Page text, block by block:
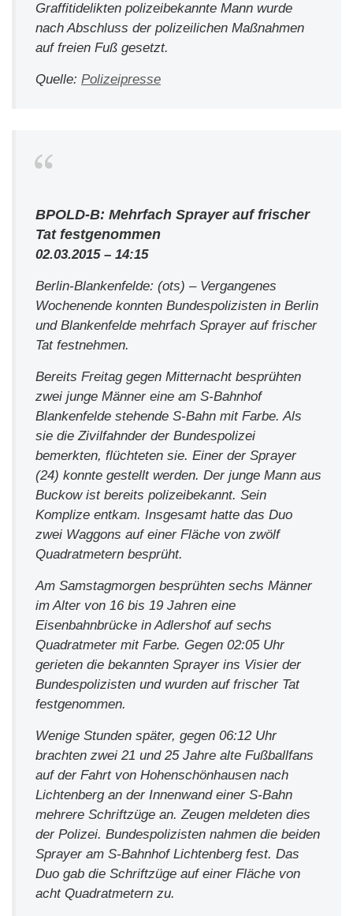
Graffitidelikten polizeibekannte Mann wurde
nach Abschluss der polizeilichen Maßnahmen
auf freien Fuß gesetzt.
Quelle: Polizeipresse
BPOLD-B: Mehrfach Sprayer auf frischer
Tat festgenommen
02.03.2015 – 14:15
Berlin-Blankenfelde: (ots) – Vergangenes
Wochenende konnten Bundespolizisten in Berlin
und Blankenfelde mehrfach Sprayer auf frischer
Tat festnehmen.
Bereits Freitag gegen Mitternacht besprühten
zwei junge Männer eine am S-Bahnhof
Blankenfelde stehende S-Bahn mit Farbe. Als
sie die Zivilfahnder der Bundespolizei
bemerkten, flüchteten sie. Einer der Sprayer
(24) konnte gestellt werden. Der junge Mann aus
Buckow ist bereits polizeibekannt. Sein
Komplize entkam. Insgesamt hatte das Duo
zwei Waggons auf einer Fläche von zwölf
Quadratmetern besprüht.
Am Samstagmorgen besprühten sechs Männer
im Alter von 16 bis 19 Jahren eine
Eisenbahnbrücke in Adlershof auf sechs
Quadratmeter mit Farbe. Gegen 02:05 Uhr
gerieten die bekannten Sprayer ins Visier der
Bundespolizisten und wurden auf frischer Tat
festgenommen.
Wenige Stunden später, gegen 06:12 Uhr
brachten zwei 21 und 25 Jahre alte Fußballfans
auf der Fahrt von Hohenschönhausen nach
Lichtenberg an der Innenwand einer S-Bahn
mehrere Schriftzüge an. Zeugen meldeten dies
der Polizei. Bundespolizisten nahmen die beiden
Sprayer am S-Bahnhof Lichtenberg fest. Das
Duo gab die Schriftzüge auf einer Fläche von
acht Quadratmetern zu.